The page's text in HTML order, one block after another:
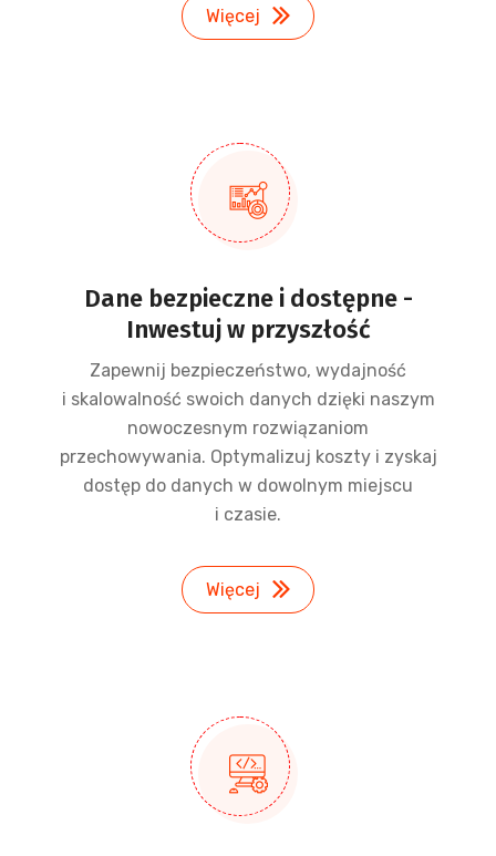
Więcej
Dane bezpieczne i dostępne -
Inwestuj w przyszłość
Zapewnij bezpieczeństwo, wydajność
i skalowalność swoich danych dzięki naszym
nowoczesnym rozwiązaniom
przechowywania. Optymalizuj koszty i zyskaj
dostęp do danych w dowolnym miejscu
i czasie.
Więcej